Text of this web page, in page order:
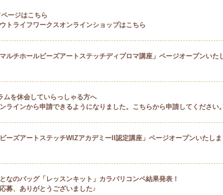
ージはこちら
トライフワークスオンラインショップはこちら
チホールビーズアートステッチディプロマ講座」ページオープンいた
ムを休会していらっしゃる方へ
ラインから申請できるようになりました。こちらから申請してください。
ズアートステッチWIZアカデミーII認定講座」ページオープンいたしま
なのバッグ「レッスンキット」カラバリコンペ結果発表！
募、ありがとうございました♪